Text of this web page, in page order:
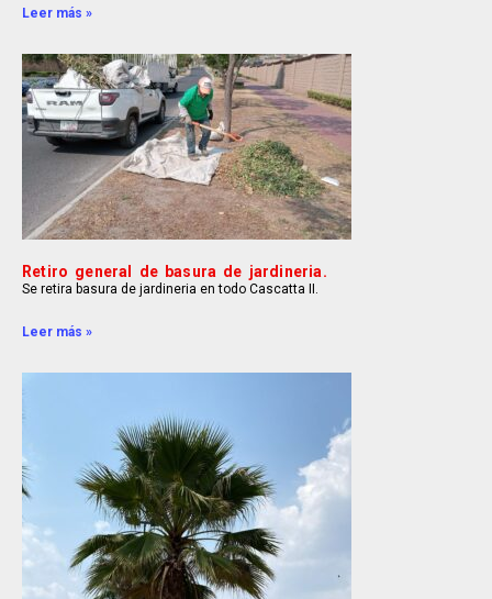
Leer más »
Retiro general de basura de jardineria.
Se retira basura de jardineria en todo Cascatta II.
Leer más »